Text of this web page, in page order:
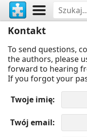
Kontakt
To send questions,
the authors, please
forward to hearing
If you forgot your
Twoje imię
Twój email